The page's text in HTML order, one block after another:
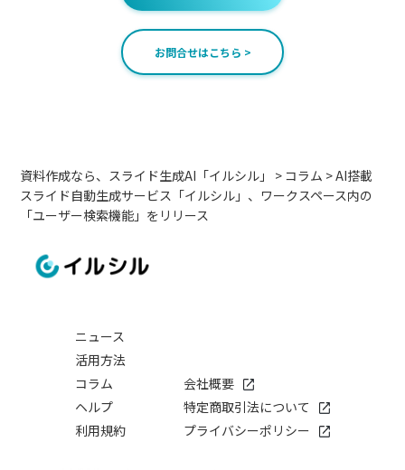
お問合せはこちら >
資料作成なら、スライド生成AI「イルシル」 > コラム >AI搭載
スライド自動生成サービス「イルシル」、ワークスペース内の
「ユーザー検索機能」をリリース
ニュース
活用方法
コラム
ヘルプ
利用規約
会社概要
特定商取引法について
プライバシーポリシー